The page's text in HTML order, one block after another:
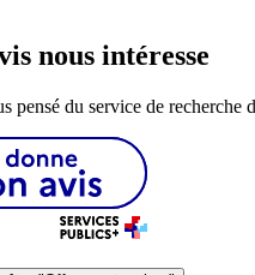
nous intéresse
pensé du service de recherche